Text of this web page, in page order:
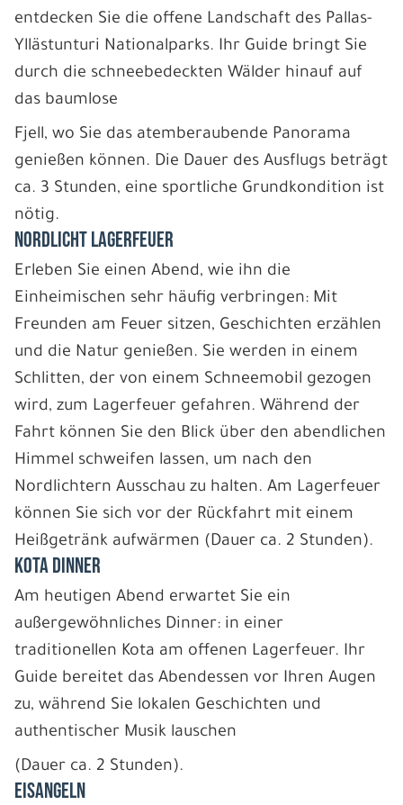
entdecken Sie die offene Landschaft des Pallas-
Yllästunturi Nationalparks. Ihr Guide bringt Sie
durch die schneebedeckten Wälder hinauf auf
das baumlose
Fjell, wo Sie das atemberaubende Panorama
genießen können. Die Dauer des Ausflugs beträgt
ca. 3 Stunden, eine sportliche Grundkondition ist
nötig.
NORDLICHT LAGERFEUER
Erleben Sie einen Abend, wie ihn die
Einheimischen sehr häufig verbringen: Mit
Freunden am Feuer sitzen, Geschichten erzählen
und die Natur genießen. Sie werden in einem
Schlitten, der von einem Schneemobil gezogen
wird, zum Lagerfeuer gefahren. Während der
Fahrt können Sie den Blick über den abendlichen
Himmel schweifen lassen, um nach den
Nordlichtern Ausschau zu halten. Am Lagerfeuer
können Sie sich vor der Rückfahrt mit einem
Heißgetränk aufwärmen (Dauer ca. 2 Stunden).
KOTA DINNER
Am heutigen Abend erwartet Sie ein
außergewöhnliches Dinner: in einer
traditionellen Kota am offenen Lagerfeuer. Ihr
Guide bereitet das Abendessen vor Ihren Augen
zu, während Sie lokalen Geschichten und
authentischer Musik lauschen
(Dauer ca. 2 Stunden).
EISANGELN